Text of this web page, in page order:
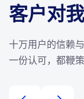
客户对
十万用户的信赖
一份认可，都鞭